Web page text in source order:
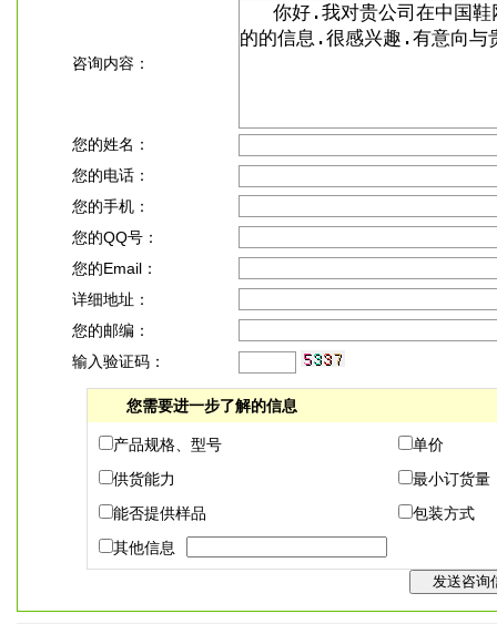
咨询内容：
您的姓名：
您的电话：
您的手机：
您的QQ号：
您的Email：
详细地址：
您的邮编：
输入验证码：
您需要进一步了解的信息
产品规格、型号
单价
供货能力
最小订货量
能否提供样品
包装方式
其他信息